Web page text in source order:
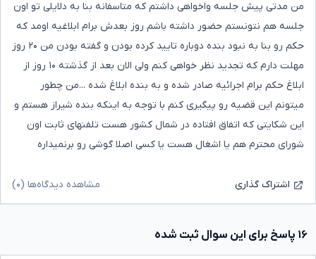
من مدتی پیش جلسه واخواهی داشتم که متاسفانه بنا به دلایلی تو اون
جلسه هم نتونستم حضور داشته باشم روز بعدش برام ابلاغیه اومد که
حکم رو بنا به نبود بنده دوباره تایید کرده بودن و گفته بودن من ۲۰ روز
مهلت دارم که تجدید نظر خواهی کنم ولی الان بعد از گذشته ۱۰ روز از
ابلاغ حکم برام اجرائیه صادر شده و به بنده ابلاغ شده ...من چطور
میتونم این قضیه رو پیگیری کنم با توجه به اینکه بنده شیراز هستم و
این شکایتی که اتفاق افتاده در شمال کشور هست تلفنهای ثابت اون
شورای محترم هم یا اشغال هست یا کسی اصلا گوشی رو برنمیداره
اشتراک گذاری مشاهده دیدگاه‌ها (۰)
۱۶ پاسخ برای این سوال ثبت شده